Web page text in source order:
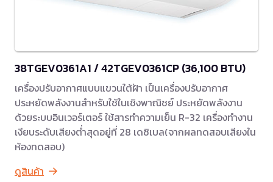
38TGEV0361A1 / 42TGEV0361CP (36,100 BTU)
เครื่องปรับอากาศแบบแขวนใต้ฝ้า เป็นเครื่องปรับอากาศ
ประหยัดพลังงานสำหรับใช้ในเชิงพาณิชย์ ประหยัดพลังงาน
ด้วยระบบอินเวอร์เตอร์ ใช้สารทำความเย็น R-32 เครื่องทำงาน
เงียบระดับเสียงต่ำสุดอยู่ที่ 28 เดซิเบล(จากผลทดสอบเสียงใน
ห้องทดสอบ)
ดูสินค้า